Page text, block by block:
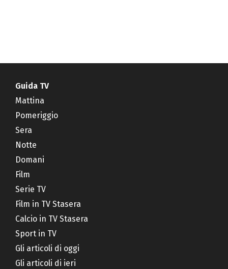
Guida TV
Mattina
Pomeriggio
Sera
Notte
Domani
Film
Serie TV
Film in TV Stasera
Calcio in TV Stasera
Sport in TV
Gli articoli di oggi
Gli articoli di ieri